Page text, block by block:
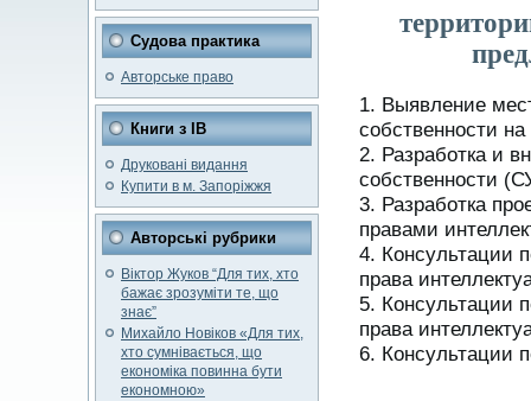
Судова практика
Авторське право
Книги з ІВ
Друковані видання
Купити в м. Запоріжжя
Авторські рубрики
Віктор Жуков “Для тих, хто
бажає зрозуміти те, що
знає”
Михайло Новіков «Для тих,
хто сумнівається, що
економіка повинна бути
економною»
Выявление
собственности
Разработка и
собственности
Разработка
правами
Консультации
права
Консультации
права
Консультации